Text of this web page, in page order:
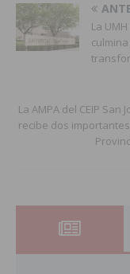
La
La AMPA del CEIP
recibe dos